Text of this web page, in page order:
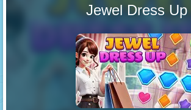
Jewel Dress Up